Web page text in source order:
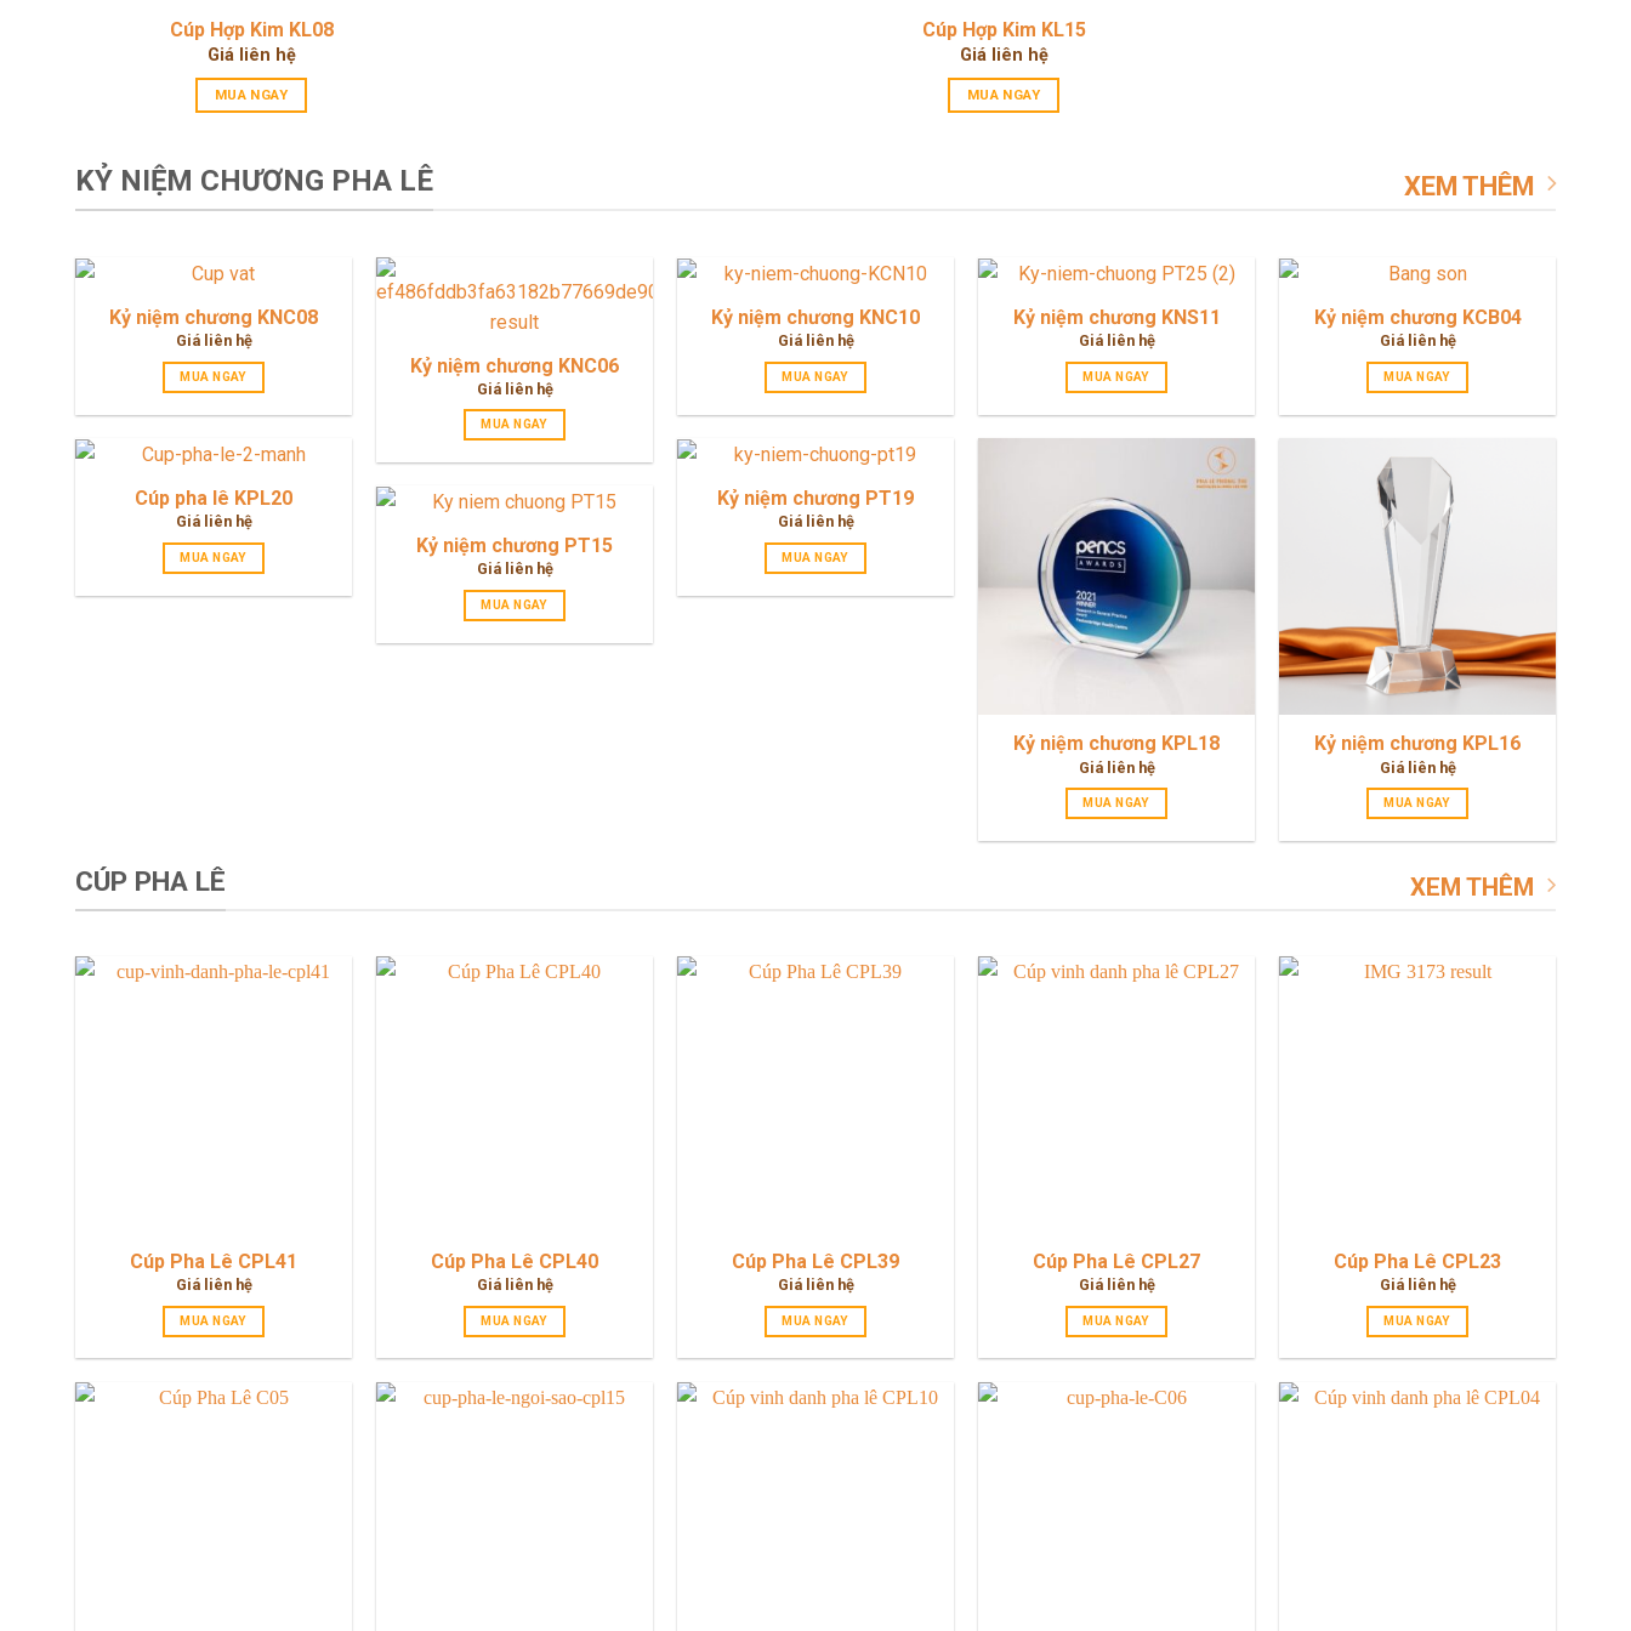
Cúp Hợp Kim KL08
Giá liên hệ
MUA NGAY
Cúp Hợp Kim KL15
Giá liên hệ
MUA NGAY
KỶ NIỆM CHƯƠNG PHA LÊ XEM THÊM
Kỷ niệm chương KNC08
Giá liên hệ
MUA NGAY Kỷ niệm chương KNC06
Giá liên hệ
MUA NGAY
Kỷ niệm chương KNC10
Giá liên hệ
MUA NGAY
Kỷ niệm chương KNS11
Giá liên hệ
MUA NGAY
Kỷ niệm chương KCB04
Giá liên hệ
MUA NGAY
Cúp pha lê KPL20
Giá liên hệ
MUA NGAY
Kỷ niệm chương PT19
Giá liên hệ
MUA NGAY
Kỷ niệm chương KPL18
Giá liên hệ
MUA NGAY
Kỷ niệm chương KPL16
Giá liên hệ
MUA NGAY
Kỷ niệm chương PT15
Giá liên hệ
MUA NGAY
CÚP PHA LÊ XEM THÊM
Cúp Pha Lê CPL41
Giá liên hệ
MUA NGAY
Cúp Pha Lê CPL40
Giá liên hệ
MUA NGAY
Cúp Pha Lê CPL39
Giá liên hệ
MUA NGAY
Cúp Pha Lê CPL27
Giá liên hệ
MUA NGAY
Cúp Pha Lê CPL23
Giá liên hệ
MUA NGAY